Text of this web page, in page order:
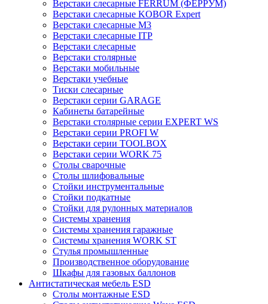
Верстаки слесарные FERRUM (ФЕРРУМ)
Верстаки слесарные KOBOR Expert
Верстаки слесарные М3
Верстаки слесарные ITP
Верстаки слесарные
Верстаки столярные
Верстаки мобильные
Верстаки учебные
Тиски слесарные
Верстаки серии GARAGE
Кабинеты батарейные
Верстаки столярные серии EXPERT WS
Верстаки серии PROFI W
Верстаки серии TOOLBOX
Верстаки серии WORK 75
Столы сварочные
Столы шлифовальные
Стойки инструментальные
Стойки подкатные
Стойки для рулонных материалов
Системы хранения
Системы хранения гаражные
Системы хранения WORK ST
Стулья промышленные
Производственное оборудование
Шкафы для газовых баллонов
Антистатическая мебель ESD
Столы монтажные ESD